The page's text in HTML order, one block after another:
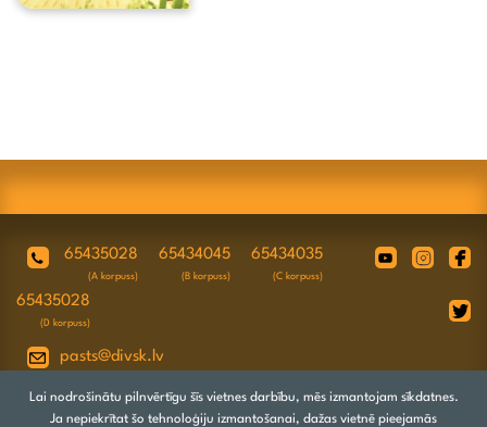
65435028
(A korpuss)
65434045
(B korpuss)
65434035
(C korpuss)
65435028
(D korpuss)
pasts@divsk.lv
Juridiskā adrese: Daugavpils, Valkas ielā
4A, LV-5417
Lai nodrošinātu pilnvērtīgu šīs vietnes darbību, mēs izmantojam sīkdatnes.
Ja nepiekrītat šo tehnoloģiju izmantošanai, dažas vietnē pieejamās